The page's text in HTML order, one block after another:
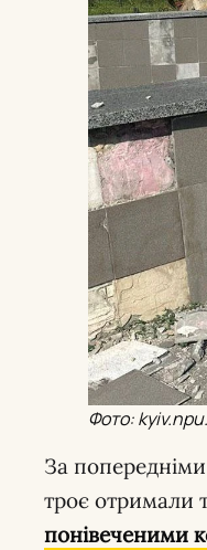
Фото:
За попередніми
троє отримали
понівеченими